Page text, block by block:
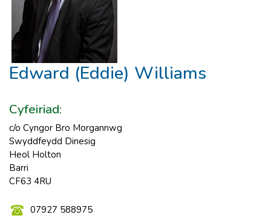
Edward (Eddie) Williams
Cyfeiriad:
c/o Cyngor Bro Morgannwg
Swyddfeydd Dinesig
Heol Holton
Barri
CF63 4RU
07927 588975